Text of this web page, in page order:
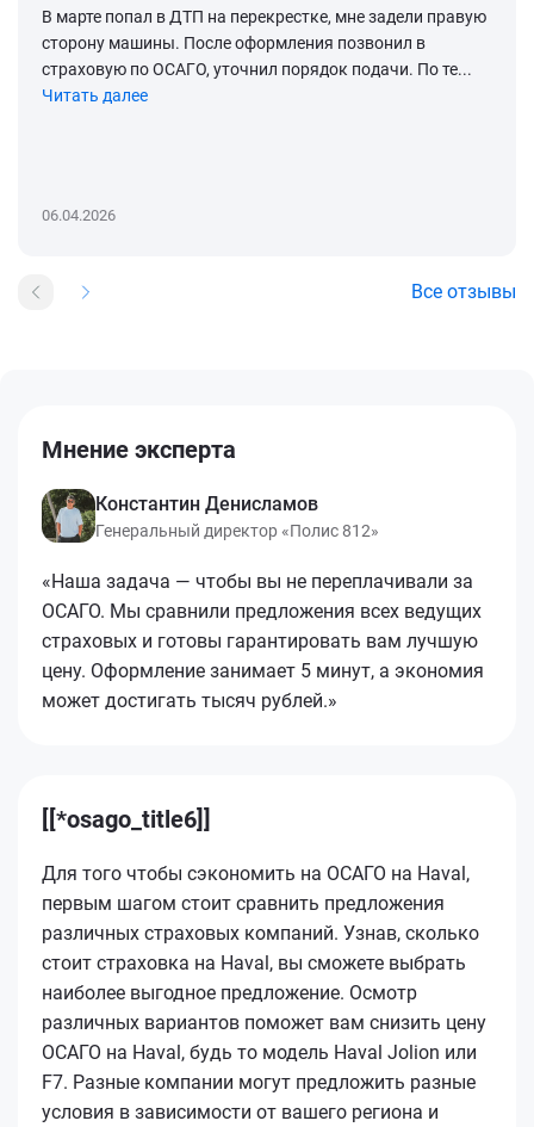
В марте попал в ДТП на перекрестке, мне задели правую
сторону машины. После оформления позвонил в
страховую по ОСАГО, уточнил порядок подачи. По те...
Читать далее
06.04.2026
Все отзывы
Мнение эксперта
Константин Денисламов
Генеральный директор «Полис 812»
«Наша задача — чтобы вы не переплачивали за
ОСАГО. Мы сравнили предложения всех ведущих
страховых и готовы гарантировать вам лучшую
цену. Оформление занимает 5 минут, а экономия
может достигать тысяч рублей.»
[[*osago_title6]]
Для того чтобы сэкономить на ОСАГО на Haval,
первым шагом стоит сравнить предложения
различных страховых компаний. Узнав, сколько
стоит страховка на Haval, вы сможете выбрать
наиболее выгодное предложение. Осмотр
различных вариантов поможет вам снизить цену
ОСАГО на Haval, будь то модель Haval Jolion или
F7. Разные компании могут предложить разные
условия в зависимости от вашего региона и